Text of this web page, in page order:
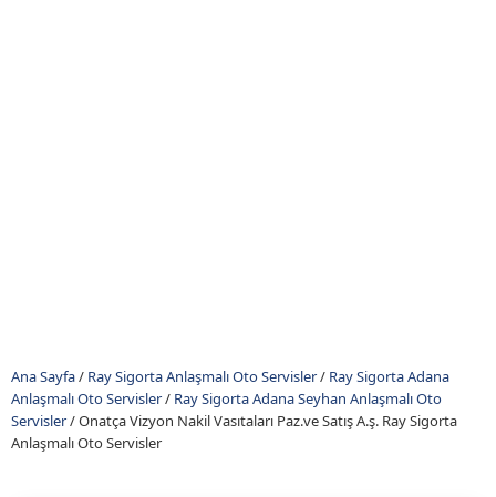
Ana Sayfa/ Ray Sigorta Anlaşmalı Oto Servisler/ Ray Sigorta Adana
Anlaşmalı Oto Servisler/ Ray Sigorta Adana Seyhan Anlaşmalı Oto
Servisler/Onatça Vizyon Nakil Vasıtaları Paz.ve Satış A.ş. Ray Sigorta
Anlaşmalı Oto Servisler